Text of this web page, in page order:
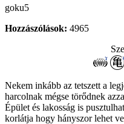
goku5
Hozzászólások: 4965
Nekem inkább az tetszett a
harcolnak mégse törődnek
Épület és lakosság is
korlátja hogy hányszor lehet